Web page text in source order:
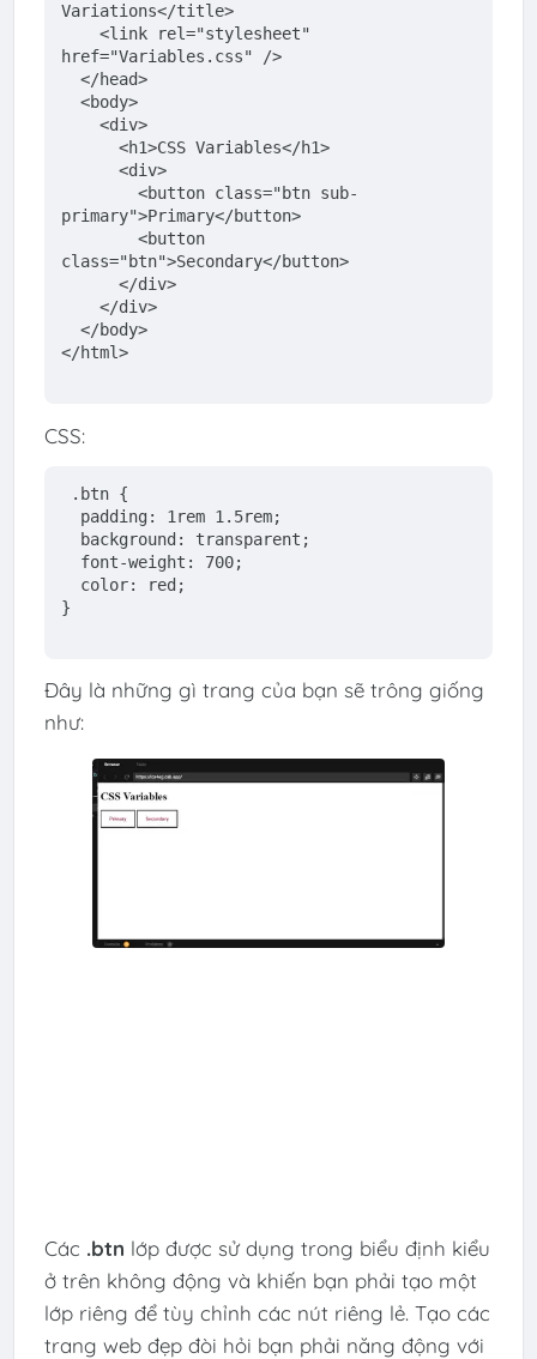
Variations</title>
<link rel="stylesheet"
href="Variables.css"
/>
</head>
<body>
<div>
<h1>CSS Variables</h1>
<div>
<button class="btn sub-
primary">Primary</button>
<button
class="btn">Secondary</button>
</div>
</div>
</body>
</html>
CSS:
.btn {
padding : 1 rem 1 .5rem;
background: transparent;
font-weight: 700;
color: red;
}
Đây là những gì trang của bạn sẽ trông giống
như:
Các .btn lớp được sử dụng trong biểu định kiểu
ở trên không động và khiến bạn phải tạo một
lớp riêng để tùy chỉnh các nút riêng lẻ. Tạo các
trang web đẹp đòi hỏi bạn phải năng động với